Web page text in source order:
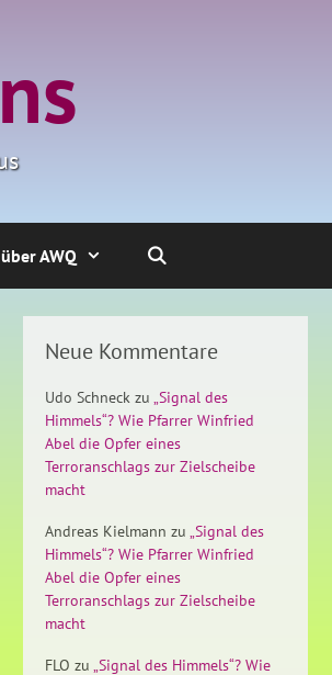
über AWQ
Neue Kommentare
Udo Schneck zu „Signal des
Himmels“? Wie Pfarrer Winfried
Abel die Opfer eines
Terroranschlags zur Zielscheibe
macht
Andreas Kielmann zu „Signal des
Himmels“? Wie Pfarrer Winfried
Abel die Opfer eines
Terroranschlags zur Zielscheibe
macht
FLO zu „Signal des Himmels“? Wie